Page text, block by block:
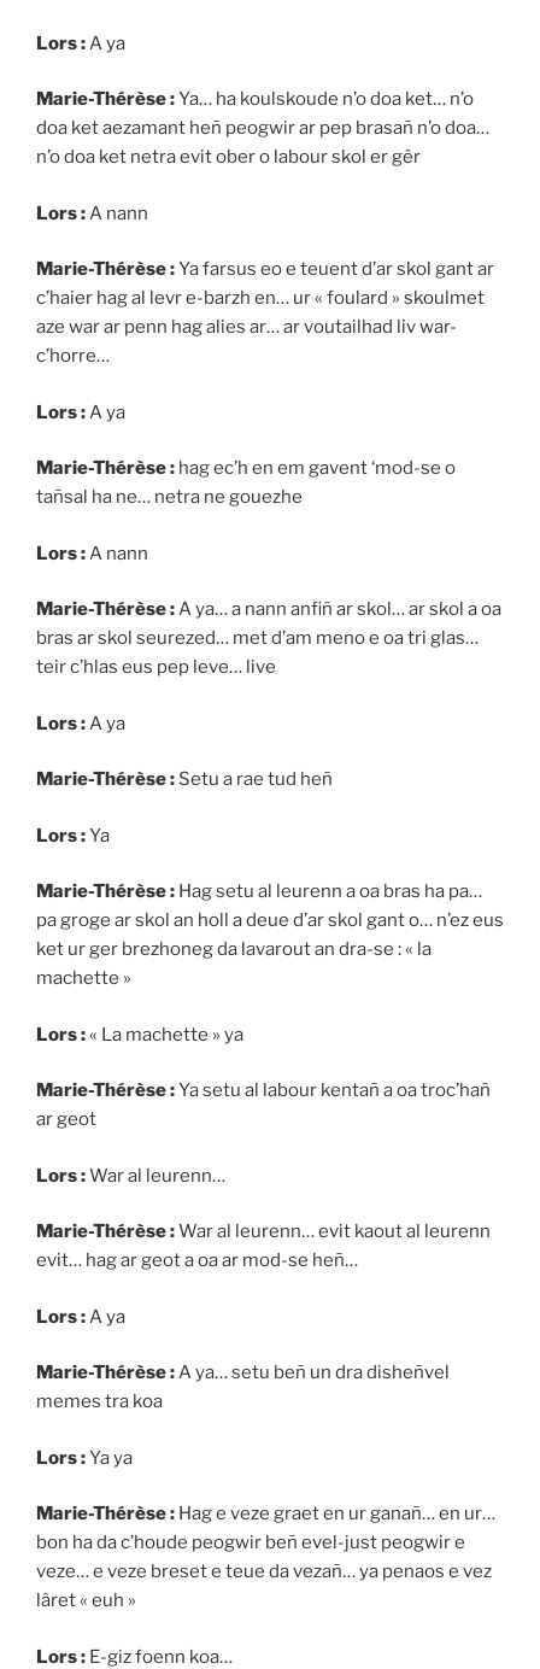
Lors : A ya
Marie-Thérèse :Ya… ha koulskoude n’o doa ket… n’o
doa ket aezamant heñ peogwir ar pep brasañ n’o doa…
n’o doa ket netra evit ober o labour skol er gêr
Lors : A nann
Marie-Thérèse :Ya farsus eo e teuent d’ar skol gant ar
c’haier hag al levr e-barzh en… ur « foulard » skoulmet
aze war ar penn hag alies ar… ar voutailhad liv war-
c’horre…
Lors : A ya
Marie-Thérèse : hag ec’h en em gavent ‘mod-se o
tañsal ha ne… netra ne gouezhe
Lors : A nann
Marie-Thérèse :A ya… a nann anfiñ ar skol… ar skol a oa
bras ar skol seurezed… met d’am meno e oa tri glas…
teir c’hlas eus pep leve… live
Lors : A ya
Marie-Thérèse : Setu a rae tud heñ
Lors :Ya
Marie-Thérèse : Hag setu al leurenn a oa bras ha pa…
pa groge ar skol an holl a deue d’ar skol gant o… n’ez eus
ket ur ger brezhoneg da lavarout an dra-se : « la
machette »
Lors :« La machette » ya
Marie-Thérèse :Ya setu al labour kentañ a oa troc’hañ
ar geot
Lors :War al leurenn…
Marie-Thérèse :War al leurenn… evit kaout al leurenn
evit… hag ar geot a oa ar mod-se heñ…
Lors : A ya
Marie-Thérèse :A ya… setu beñ un dra disheñvel
memes tra koa
Lors :Ya ya
Marie-Thérèse : Hag e veze graet en ur ganañ… en ur…
bon ha da c’houde peogwir beñ evel-just peogwir e
veze… e veze breset e teue da vezañ… ya penaos e vez
lâret « euh »
Lors : E-giz foenn koa…